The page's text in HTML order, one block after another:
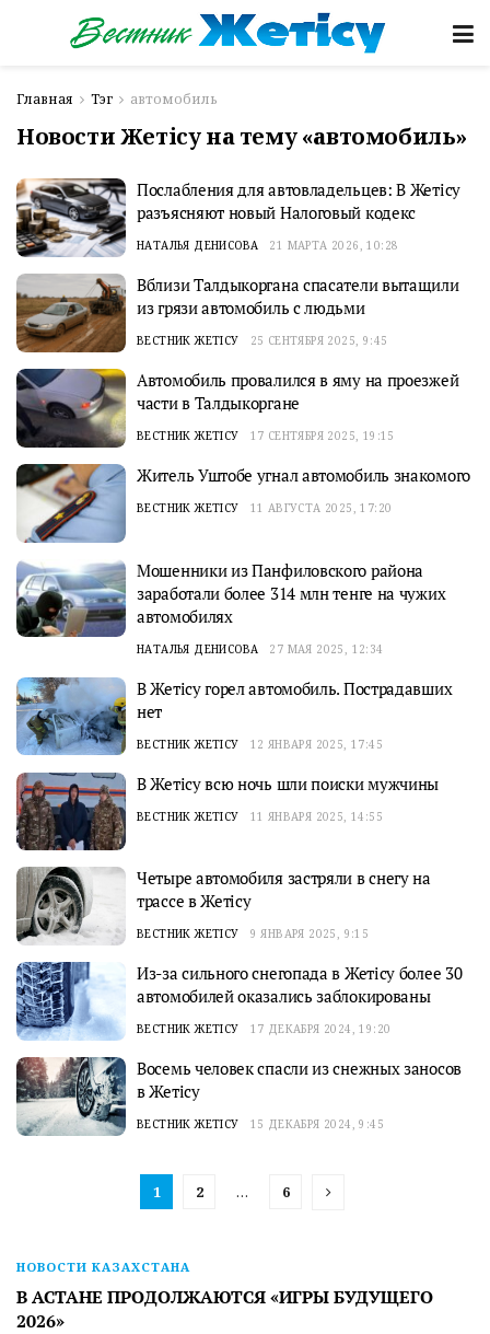
Главная Тэг автомобиль
Новости Жетісу на тему «автомобиль»
Послабления для автовладельцев: В Жетiсу
разъясняют новый Налоговый кодекс
НАТАЛЬЯ ДЕНИСОВА 21 МАРТА 2026, 10:28
Вблизи Талдыкоргана спасатели вытащили
из грязи автомобиль с людьми
ВЕСТНИК ЖЕТІСУ 25 СЕНТЯБРЯ 2025, 9:45
Автомобиль провалился в яму на проезжей
части в Талдыкоргане
ВЕСТНИК ЖЕТІСУ 17 СЕНТЯБРЯ 2025, 19:15
Житель Уштобе угнал автомобиль знакомого
ВЕСТНИК ЖЕТІСУ 11 АВГУСТА 2025, 17:20
Мошенники из Панфиловского района
заработали более 314 млн тенге на чужих
автомобилях
НАТАЛЬЯ ДЕНИСОВА 27 МАЯ 2025, 12:34
В Жетісу горел автомобиль. Пострадавших
нет
ВЕСТНИК ЖЕТІСУ 12 ЯНВАРЯ 2025, 17:45
В Жетісу всю ночь шли поиски мужчины
ВЕСТНИК ЖЕТІСУ 11 ЯНВАРЯ 2025, 14:55
Четыре автомобиля застряли в снегу на
трассе в Жетісу
ВЕСТНИК ЖЕТІСУ 9 ЯНВАРЯ 2025, 9:15
Из-за сильного снегопада в Жетісу более 30
автомобилей оказались заблокированы
ВЕСТНИК ЖЕТІСУ 17 ДЕКАБРЯ 2024, 19:20
Восемь человек спасли из снежных заносов
в Жетісу
ВЕСТНИК ЖЕТІСУ 15 ДЕКАБРЯ 2024, 9:45
1 2 … 6
НОВОСТИ КАЗАХСТАНА
В АСТАНЕ ПРОДОЛЖАЮТСЯ «ИГРЫ БУДУЩЕГО
2026»